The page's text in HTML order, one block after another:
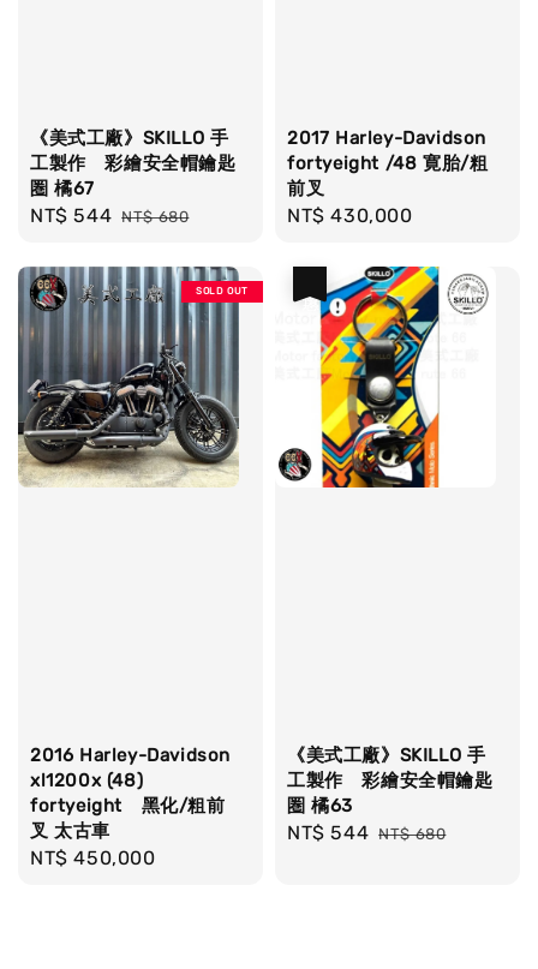
《美式工廠》SKILLO 手
工製作 彩繪安全帽鑰匙
圏 橘67
Sale
NT$ 544 Regular
NT$ 680
2017 Harley-Davidson
fortyeight /48 寛胎/粗
前叉
Regular
NT$ 430,000
SOLD OUT
2016 Harley-Davidson
xl1200x (48)
fortyeight 黑化/粗前
叉 太古車
Regular
NT$ 450,000
《美式工廠》SKILLO 手
工製作 彩繪安全帽鑰匙
圏 橘63
Sale
NT$ 544 Regular
NT$ 680